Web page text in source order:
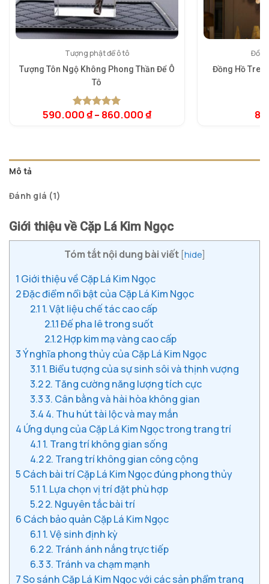
Tượng phật để ô tô
Tượng Tôn Ngộ Không Phong Thần Để Ô
Tô
5.00trên 5
1
590.000₫– 860.000₫
Đồng Hồ Treo
Mô tả
Đánh giá (1)
Giới thiệu về Cặp Lá Kim Ngọc
Tóm tắt nội dung bài viết [hide]
1 Giới thiệu về Cặp Lá Kim Ngọc
2Đặc điểm nổi bật của Cặp Lá Kim Ngọc
2.1 1. Vật liệu chế tác cao cấp
2.1.1Đế pha lê trong suốt
2.1.2Hợp kim mạ vàng cao cấp
3Ý nghĩa phong thủy của Cặp Lá Kim Ngọc
3.1 1. Biểu tượng của sự sinh sôi và thịnh vượng
3.22. Tăng cường năng lượng tích cực
3.33. Cân bằng và hài hòa không gian
3.4 4. Thu hút tài lộc và may mắn
4 Ứng dụng của Cặp Lá Kim Ngọc trong trang trí
4.1 1. Trang trí không gian sống
4.22. Trang trí không gian công cộng
5 Cách bài trí Cặp Lá Kim Ngọc đúng phong thủy
5.1 1. Lựa chọn vị trí đặt phù hợp
5.22. Nguyên tắc bài trí
6 Cách bảo quản Cặp Lá Kim Ngọc
6.1 1. Vệ sinh định kỳ
6.22. Tránh ánh nắng trực tiếp
6.33. Tránh va chạm mạnh
7So sánh Cặp Lá Kim Ngọc với các sản phẩm trang